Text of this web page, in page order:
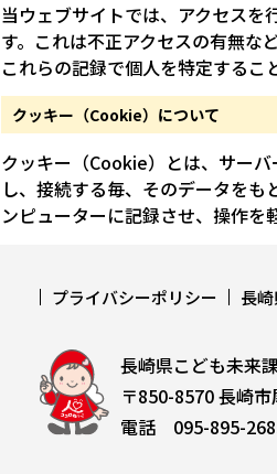
当ウェブサイトでは、アクセスを
す。これは不正アクセスの有無な
これらの記録で個人を特定するこ
クッキー（Cookie）について
クッキー（Cookie）とは、サー
し、接続する毎、そのデータを
ンピューターに記録させ、操作を
プライバシーポリシー 長
長崎県こども未来課
〒850-8570 長崎
電話 095-895-